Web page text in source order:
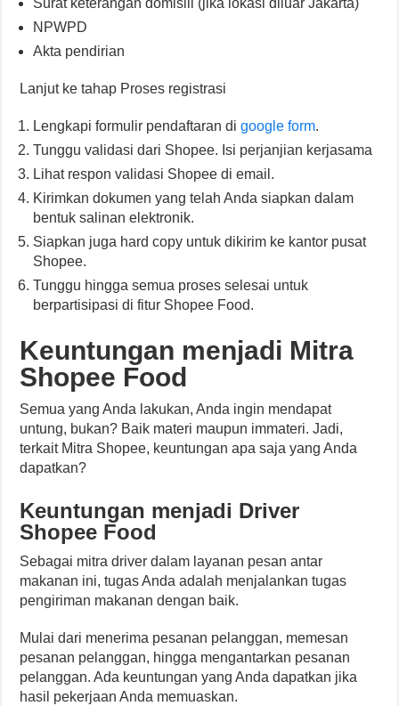
Surat keterangan domisili (jika lokasi diluar Jakarta)
NPWPD
Akta pendirian
Lanjut ke tahap Proses registrasi
Lengkapi formulir pendaftaran digoogle form.
Tunggu validasi dari Shopee. Isi perjanjian kerjasama
Lihat respon validasi Shopee di email.
Kirimkan dokumen yang telah Anda siapkan dalam
bentuk salinan elektronik.
Siapkan juga hard copy untuk dikirim ke kantor pusat
Shopee.
Tunggu hingga semua proses selesai untuk
berpartisipasi di fitur Shopee Food.
Keuntungan menjadi Mitra
Shopee Food
Semua yang Anda lakukan, Anda ingin mendapat
untung, bukan? Baik materi maupun immateri. Jadi,
terkait Mitra Shopee, keuntungan apa saja yang Anda
dapatkan?
Keuntungan menjadi Driver
Shopee Food
Sebagai mitra driver dalam layanan pesan antar
makanan ini, tugas Anda adalah menjalankan tugas
pengiriman makanan dengan baik.
Mulai dari menerima pesanan pelanggan, memesan
pesanan pelanggan, hingga mengantarkan pesanan
pelanggan. Ada keuntungan yang Anda dapatkan jika
hasil pekerjaan Anda memuaskan.